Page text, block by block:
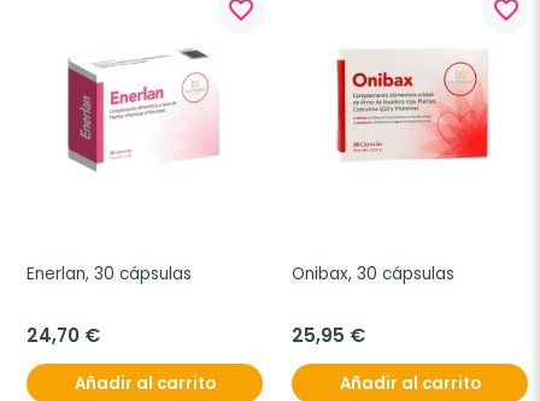
favorite_border
Enerlan, 30 cápsulas
24,70 €
Añadir al carrito
favorite_border
Onibax, 30 cápsulas
25,95 €
Añadir al carrito